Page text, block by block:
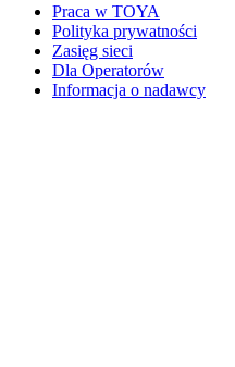
Praca w TOYA
Polityka prywatności
Zasięg sieci
Dla Operatorów
Informacja o nadawcy